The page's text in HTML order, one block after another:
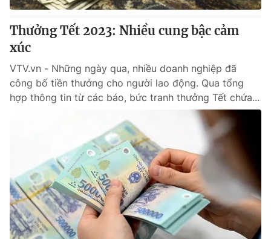
Thưởng Tết 2023: Nhiều cung bậc cảm
xúc
VTV.vn - Những ngày qua, nhiều doanh nghiệp đã
công bố tiền thưởng cho người lao động. Qua tổng
hợp thông tin từ các báo, bức tranh thưởng Tết chứa...